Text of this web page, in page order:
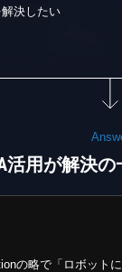
解決したい
活用が解決
の略で「ロボット